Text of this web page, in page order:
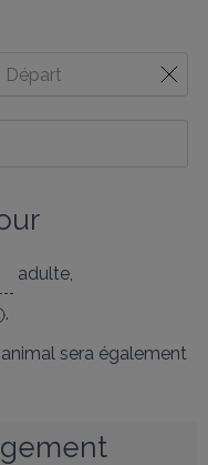
adulte,
.
sera également